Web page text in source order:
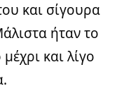
και σίγουρα
ήταν το
και λίγο